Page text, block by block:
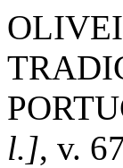
l.], v.